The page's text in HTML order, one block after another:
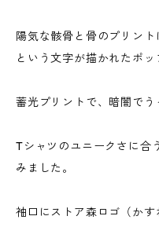
陽気な骸骨と骨のプリント
という文字が描かれたポッ
蓄光プリントで、暗闇でう
Tシャツのユニークさに合
みました。
袖口にストア森ロゴ（かす